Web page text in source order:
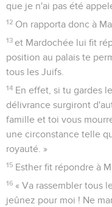
que je n'ai pas été
12 On rapporta donc à
13 et Mardochée lui fit
position au palais te
tous les Juifs.
14 En effet, si tu gardes
délivrance surgiront
famille et toi vous
une circonstance telle
royauté. »
15 Esther fit répondre à
16 « Va rassembler tous
jeûnez pour moi ! Ne